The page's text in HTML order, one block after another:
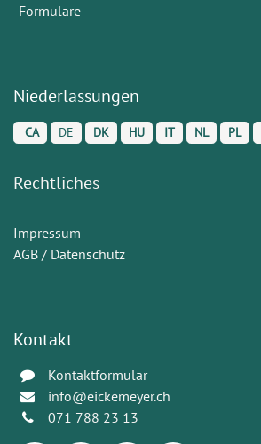
Formulare
Niederlassungen
CA DE DK HU IT NL PL
Rechtliches
Impressum
AGB / Datenschutz
Kontakt
Kontaktformular
info@eickemeyer.ch
071 788 23 13